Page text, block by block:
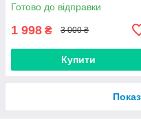
Готово до відправки
1 998 ₴ 3 000 ₴
Купити